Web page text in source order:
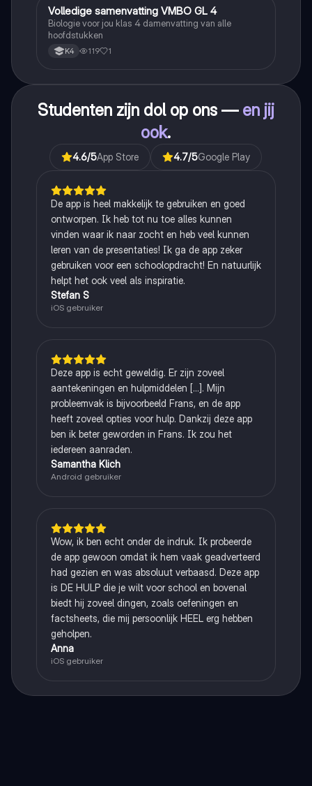
Biologie
Volledige samenvatting VMBO GL 4
Biologie voor jou klas 4 damenvatting van alle
hoofdstukken
K4 119 1
Studenten zijn dol op ons — en jij
ook.
4.6/5App Store 4.7/5Google Play
De app is heel makkelijk te gebruiken en goed
ontworpen. Ik heb tot nu toe alles kunnen
vinden waar ik naar zocht en heb veel kunnen
leren van de presentaties! Ik ga de app zeker
gebruiken voor een schoolopdracht! En natuurlijk
helpt het ook veel als inspiratie.
Stefan S
iOS gebruiker
Deze app is echt geweldig. Er zijn zoveel
aantekeningen en hulpmiddelen [...]. Mijn
probleemvak is bijvoorbeeld Frans, en de app
heeft zoveel opties voor hulp. Dankzij deze app
ben ik beter geworden in Frans. Ik zou het
iedereen aanraden.
Samantha Klich
Android gebruiker
Wow, ik ben echt onder de indruk. Ik probeerde
de app gewoon omdat ik hem vaak geadverteerd
had gezien en was absoluut verbaasd. Deze app
is DE HULP die je wilt voor school en bovenal
biedt hij zoveel dingen, zoals oefeningen en
factsheets, die mij persoonlijk HEEL erg hebben
geholpen.
Anna
iOS gebruiker